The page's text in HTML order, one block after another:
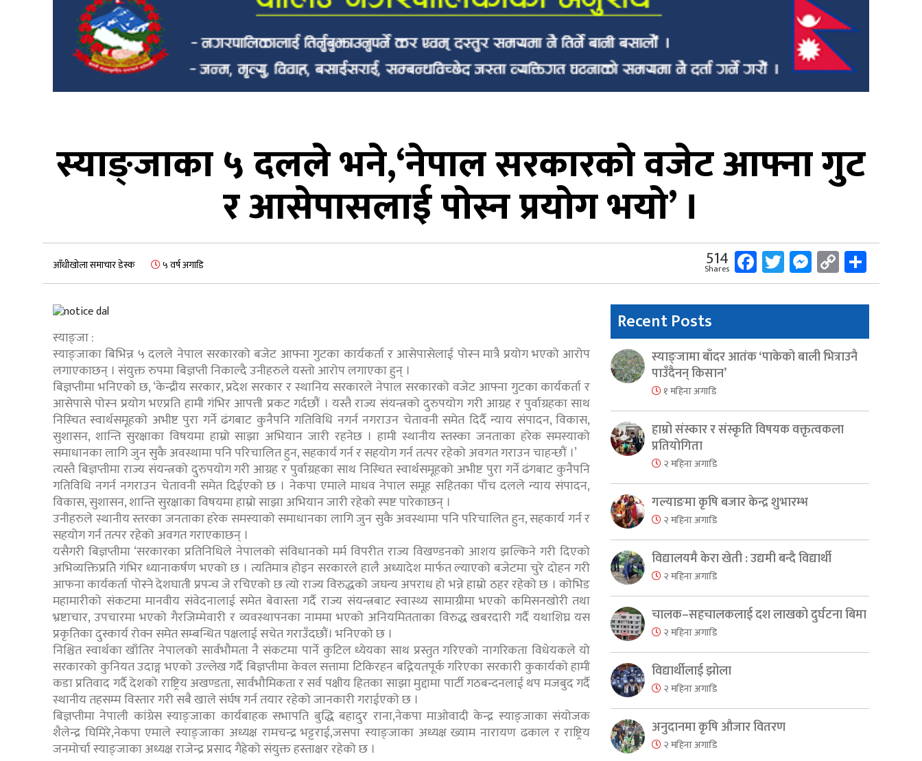
स्याङ्जाका ५ दलले भने,‘नेपाल सरकारको वजेट आफ्ना गुट
र आसेपासलाई पोस्न प्रयोग भयो’ ।
आँधीखोला समाचार डेस्क ५ वर्ष अगाडि 514
Shares Facebook
Twitter
Messenger
Copy
Link
स्याङ्जा :
स्याङ्जाका बिभिन्न ५ दलले नेपाल सरकारको बजेट आफ्ना गुटका कार्यकर्ता र आसेपासेलाई पोस्न मात्रै प्रयोग भएको आरोप
लगाएकाछन् । संयुक्त रुपमा बिज्ञप्ती निकाल्दै उनीहरुले यस्तो आरोप लगाएका हुन् ।
बिज्ञप्तीमा भनिएको छ, ‘केन्द्रीय सरकार, प्रदेश सरकार र स्थानिय सरकारले नेपाल सरकारको वजेट आफ्ना गुटका कार्यकर्ता र
आसेपासे पोस्न प्रयोग भएप्रति हामी गंभिर आपत्ती प्रकट गर्दछौं । यस्तै राज्य संयन्त्रको दुरुपयोग गरी आग्रह र पुर्वाग्रहका साथ
निस्चित स्वार्थसमूहको अभीष्ट पुरा गर्ने ढंगबाट कुनैपनि गतिविधि नगर्न नगराउन चेतावनी समेत दिर्दै न्याय संपादन, विकास,
सुशासन, शान्ति सुरक्षाका विषयमा हाम्रो साझा अभियान जारी रहनेछ । हामी स्थानीय स्तस्का जनताका हरेक समस्याको
समाधानका लागि जुन सुकै अवस्थामा पनि परिचालित हुन, सहकार्य गर्न र सहयोग गर्न तत्पर रहेको अवगत गराउन चाहन्छौं ।’
त्यस्तै बिज्ञप्तीमा राज्य संयन्त्रको दुरुपयोग गरी आग्रह र पुर्वाग्रहका साथ निस्चित स्वार्थसमूहको अभीष्ट पुरा गर्ने ढंगबाट कुनैपनि
गतिविधि नगर्न नगराउन चेतावनी समेत दिईएको छ । नेकपा एमाले माधव नेपाल समूह सहितका पाँच दलले न्याय संपादन,
विकास, सुशासन, शान्ति सुरक्षाका विषयमा हाम्रो साझा अभियान जारी रहेको स्पष्ट पारेकाछन् ।
उनीहरुले स्थानीय स्तरका जनताका हरेक समस्याको समाधानका लागि जुन सुकै अवस्थामा पनि परिचालित हुन, सहकार्य गर्न र
सहयोग गर्न तत्पर रहेको अवगत गराएकाछन् ।
यसैगरी बिज्ञप्तीमा ‘सरकारका प्रतिनिधिले नेपालको संविधानको मर्म विपरीत राज्य विखण्डनको आशय झल्किने गरी दिएको
अभिव्यक्तिप्रतिे गंभिर ध्यानाकर्षण भएको छ । त्यतिमात्र होइन सरकारले हालै अध्यादेश मार्फत ल्याएको बजेटमा चुरे दोहन गरी
आफना कार्यकर्ता पोस्ने देशघाती प्रपन्च जे रचिएको छ त्यो राज्य विरुद्धको जघन्य अपराध हो भन्ने हाम्रो ठहर रहेको छ । कोभिड
महामारीको संकटमा मानवीय संवेदनालाई समेत बेवास्ता गर्दै राज्य संयन्त्रबाट स्वास्थ्य सामाग्रीमा भएको कमिसनखोरी तथा
भ्रष्टाचार, उपचारमा भएको गैरजिम्मेवारी र व्यवस्थापनका नाममा भएको अनियमितताका विरुद्ध खबरदारी गर्दै यथाशिघ्र यस
प्रकृतिका दुस्कार्य रोक्न समेत सम्बन्धित पक्षलाई सचेत गराउँदछौं। भनिएको छ ।
निश्चित स्वार्थका खाँतिर नेपालको सार्वभौमता नै संकटमा पार्ने कुटिल ध्येयका साथ प्रस्तुत गरिएको नागरिकता विधेयकले यो
सरकारको कुनियत उदाङ्ग भएको उल्लेख गर्दै बिज्ञप्तीमा केवल सत्तामा टिकिरहन बद्नियतपूर्क गरिएका सरकारी कुकार्यको हामी
कडा प्रतिवाद गर्दै देशको राष्ट्रिय अखण्डता, सार्वभौमिकता र सर्व पक्षीय हितका साझा मुद्दामा पार्टी गठबन्दनलाई थप मजबुद गर्दै
स्थानीय तहसम्म विस्तार गरी सबै खाले संर्घष गर्न तयार रहेको जानकारी गराईएको छ ।
बिज्ञप्तीमा नेपाली कांग्रेस स्याङ्जाका कार्यबाहक सभापति बुद्धि बहादुर राना,नेकपा माओवादी केन्द्र स्याङ्जाका संयोजक
शैलेन्द्र घिमिरे,नेकपा एमाले स्याङ्जाका अध्यक्ष रामचन्द्र भट्टराई,जसपा स्याङ्जाका अध्यक्ष ख्याम नारायण ढकाल र राष्ट्रिय
जनमोर्चा स्याङ्जाका अध्यक्ष राजेन्द्र प्रसाद गैह्रेको संयुक्त हस्ताक्षर रहेको छ ।
Recent Posts
स्याङ्जामा बाँदर आतंक ‘पाकेको बाली भित्राउनै
पाउँदैनन् किसान’
१ महिना अगाडि
हाम्रो संस्कार र संस्कृति विषयक वक्तृत्वकला
प्रतियोगिता
२ महिना अगाडि
गल्याङमा कृषि बजार केन्द्र शुभारम्भ
२ महिना अगाडि
विद्यालयमै केरा खेती : उद्यमी बन्दै विद्यार्थी
२ महिना अगाडि
चालक–सहचालकलाई दश लाखको दुर्घटना बिमा
२ महिना अगाडि
विद्यार्थीलाई झोला
२ महिना अगाडि
अनुदानमा कृषि औजार वितरण
२ महिना अगाडि